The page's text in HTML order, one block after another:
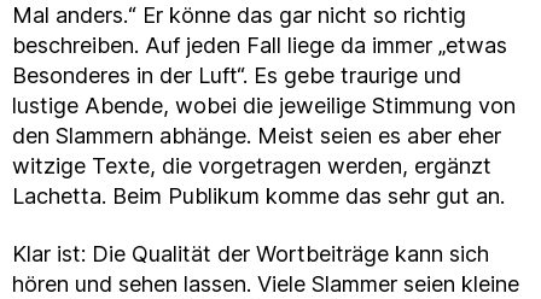
Mal anders.“ Er könne das gar nicht so richtig
beschreiben. Auf jeden Fall liege da immer „etwas
Besonderes in der Luft“. Es gebe traurige und
lustige Abende, wobei die jeweilige Stimmung von
den Slammern abhänge. Meist seien es aber eher
witzige Texte, die vorgetragen werden, ergänzt
Lachetta. Beim Publikum komme das sehr gut an.
Klar ist: Die Qualität der Wortbeiträge kann sich
hören und sehen lassen. Viele Slammer seien kleine